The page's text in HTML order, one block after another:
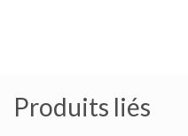
Produits liés